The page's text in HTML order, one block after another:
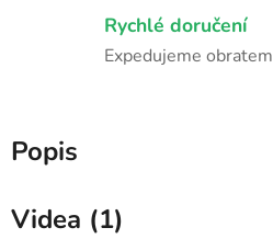
Rychlé doručení
Expedujeme obratem
Popis
Videa (1)